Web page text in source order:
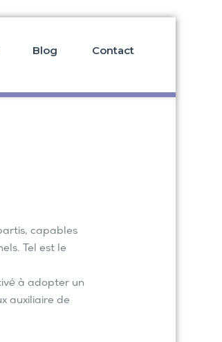
Blog Contact
capables
Tel est le
à adopter un
auxiliaire de